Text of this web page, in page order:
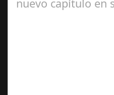
nuevo capítulo en